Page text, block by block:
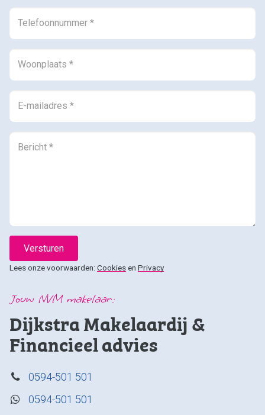
Versturen
Lees onze voorwaarden: Cookiesen Privacy
Jouw NVM makelaar:
Dijkstra Makelaardij &
Financieel advies
0594-501 501
0594-501 501